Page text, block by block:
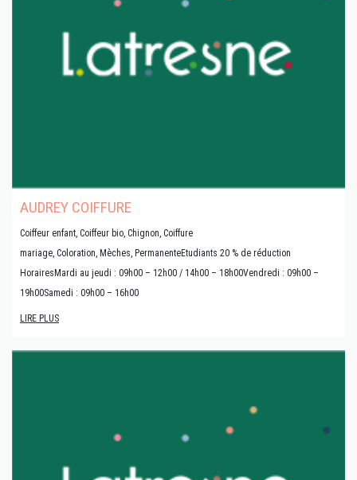
AUDREY COIFFURE
Coiffeur enfant, Coiffeur bio, Chignon, Coiffure
mariage, Coloration, Mèches, PermanenteEtudiants 20 % de réduction
HorairesMardi au jeudi : 09h00 – 12h00 / 14h00 – 18h00Vendredi : 09h00 –
19h00Samedi : 09h00 – 16h00
LIRE PLUS